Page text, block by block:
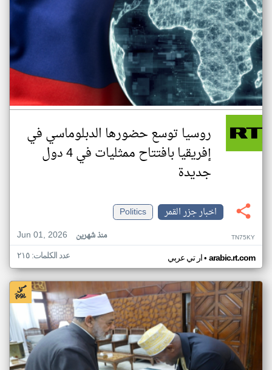
روسيا توسع حضورها الدبلوماسي في
إفريقيا بافتتاح ممثليات في 4 دول
جديدة
اخبار جزر القمر
Politics
Jun 01, 2026
منذ شهرين TN75KY
ار تي عربي• arabic.rt.com عدد الكلمات: ٢١٥